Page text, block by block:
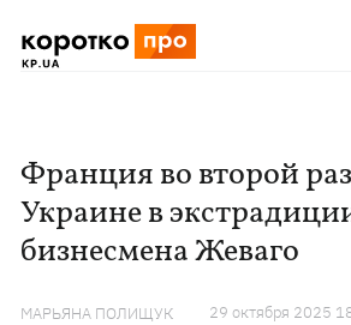
Франция во второй
Украине в
бизнесмена Жеваго
МАРЬЯНА ПОЛИЩУК 29 октября 2025